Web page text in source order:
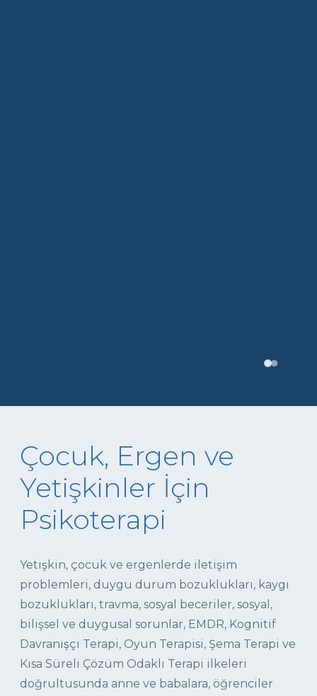
Çocuk, Ergen ve
Yetişkinler İçin
Psikoterapi
Yetişkin, çocuk ve ergenlerde iletişim
problemleri, duygu durum bozuklukları, kaygı
bozuklukları, travma, sosyal beceriler, sosyal,
bilişsel ve duygusal sorunlar, EMDR, Kognitif
Davranışçı Terapi, Oyun Terapisi, Şema Terapi ve
Kısa Süreli Çözüm Odaklı Terapi ilkeleri
doğrultusunda anne ve babalara, öğrenciler